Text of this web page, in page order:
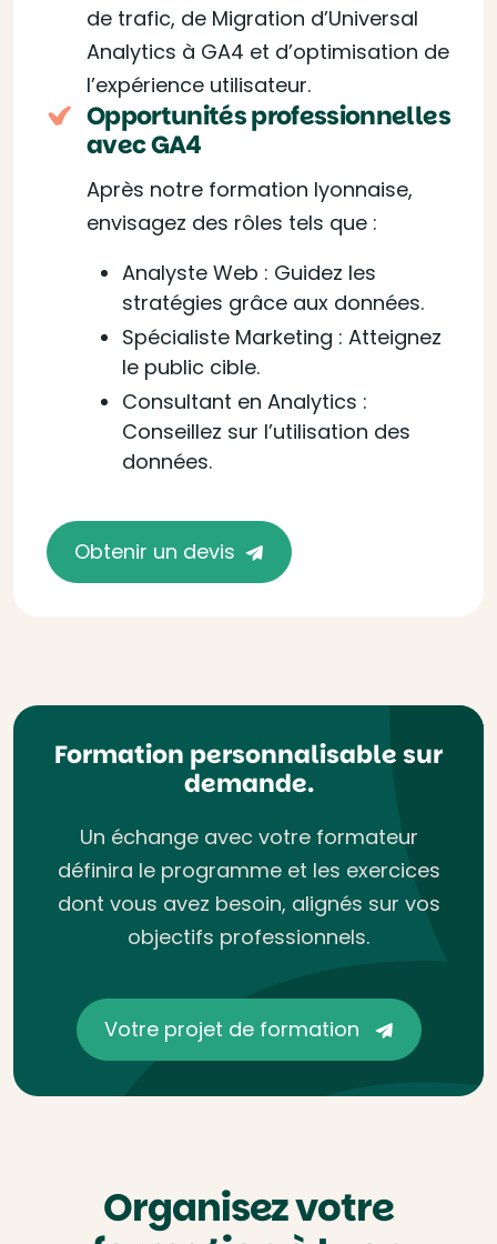
de trafic, de Migration d’Universal
Analytics à GA4 et d’optimisation de
l’expérience utilisateur.
Opportunités professionnelles
avec GA4
Après notre formation lyonnaise,
envisagez des rôles tels que :
Analyste Web : Guidez les
stratégies grâce aux données.
Spécialiste Marketing : Atteignez
le public cible.
Consultant en Analytics :
Conseillez sur l’utilisation des
données.
Obtenir un devis
Formation personnalisable sur
demande.
Un échange avec votre formateur
définira le programme et les exercices
dont vous avez besoin, alignés sur vos
objectifs professionnels.
Votre projet de formation
Organisez votre